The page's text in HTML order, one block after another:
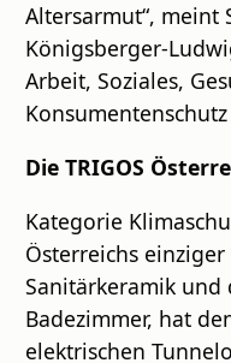
Altersarmut“, meint
Königsberger-
Arbeit, Soziales,
Konsumentenschutz
Die TRIGOS
Kategorie
Österreichs
Sanitärkeramik und
Badezimmer, hat
elektrischen